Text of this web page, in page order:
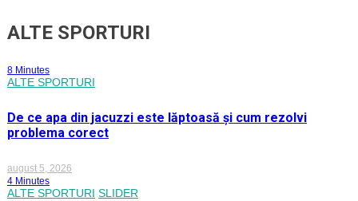
ALTE SPORTURI
8 Minutes
ALTE SPORTURI
De ce apa din jacuzzi este lăptoasă și cum rezolvi
problema corect
august 5, 2026
4 Minutes
ALTE SPORTURI SLIDER